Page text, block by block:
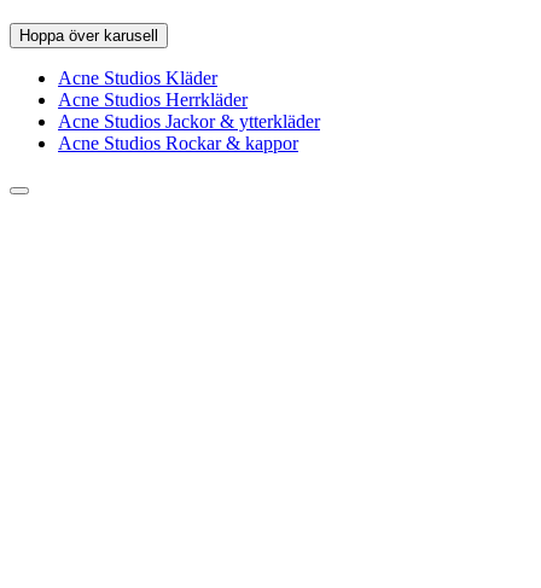
Hoppa över karusell
Acne Studios Kläder
Acne Studios Herrkläder
Acne Studios Jackor & ytterkläder
Acne Studios Rockar & kappor